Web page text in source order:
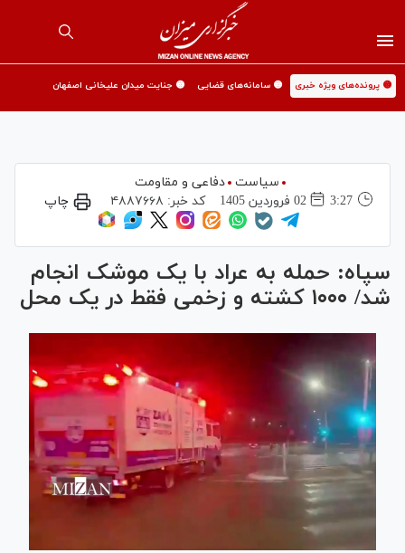
🟡 پرونده‌های ویژه خبری 🟡 سامانه‌های قضایی 🟡 جنایت میدان علیخانی اصفهان
سیاست
دفاعی و مقاومت
3:27
02 فروردين 1405 کد خبر: ۴۸۸۷۶۶۸ چاپ
سپاه: حمله به عراد با یک موشک انجام
شد/ ۱۰۰۰ کشته و زخمی فقط در یک محل